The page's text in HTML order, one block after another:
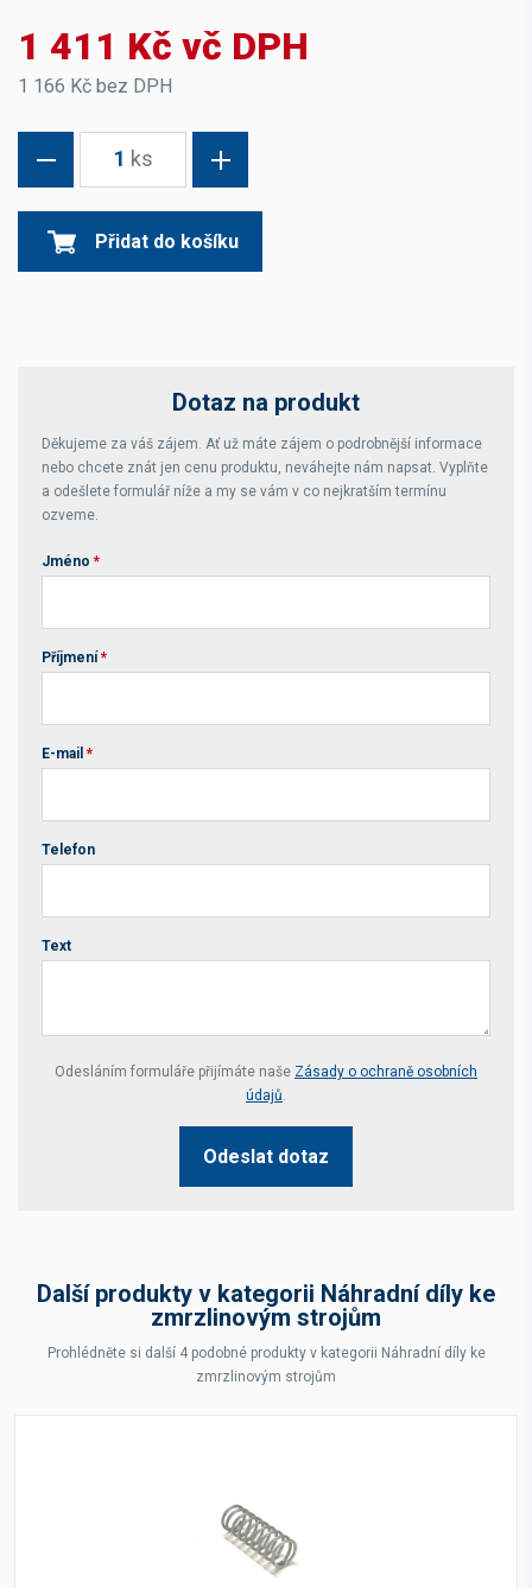
1 411 Kč vč DPH
1 166 Kč bez DPH
1 ks
Přidat do košíku
Dotaz na produkt
Děkujeme za váš zájem. Ať už máte zájem o podrobnější informace
nebo chcete znát jen cenu produktu, neváhejte nám napsat. Vyplňte
a odešlete formulář níže a my se vám v co nejkratším termínu
ozveme.
Jméno *
Příjmení *
E-mail *
Telefon
Text
Your website *
Odesláním formuláře přijímáte naše Zásady o ochraně osobních
údajů.
Odeslat dotaz
Další produkty v kategorii Náhradní díly ke
zmrzlinovým strojům
Prohlédněte si další 4 podobné produkty v kategorii Náhradní díly ke
zmrzlinovým strojům